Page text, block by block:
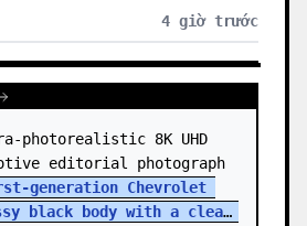
4 giờ trước
photorealistic 8K UHD
editorial photograph
generation Chevrolet
black body with a clean